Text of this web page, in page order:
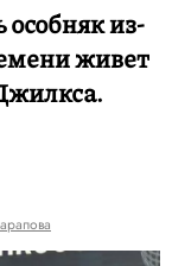
из-
живет